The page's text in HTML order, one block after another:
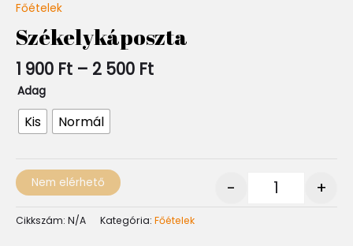
Főételek
Székelykáposzta
1 900 Ft – 2 500 Ft
900 Ft
-
2
Adag
Kis Normál
- +
Nem elérhető
Cikkszám: N/A Kategória: Főételek